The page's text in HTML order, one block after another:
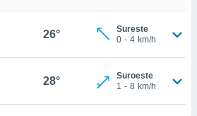
26°
Sureste
0 - 4 km/h
28°
Suroeste
1 - 8 km/h